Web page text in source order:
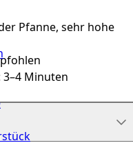
Pfanne, sehr hohe
3–4 Minuten